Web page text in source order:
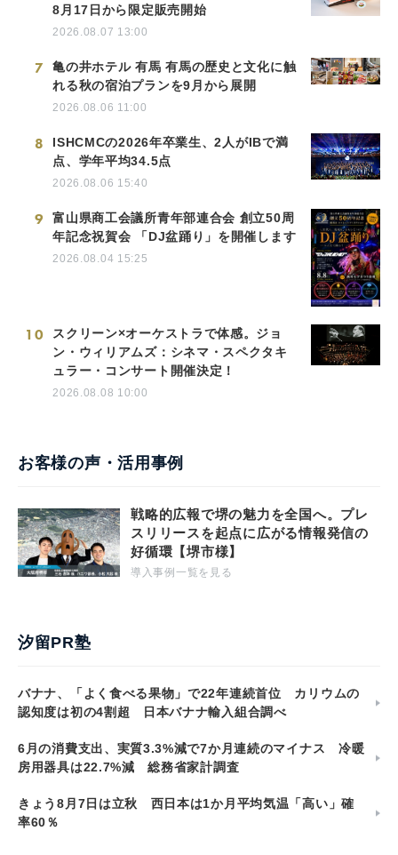
8月17日から限定販売開始
2026.08.07 13:00
7
亀の井ホテル 有馬 有馬の歴史と文化に触
れる秋の宿泊プランを9月から展開
2026.08.06 11:00
8
ISHCMCの2026年卒業生、2人がIBで満
点、学年平均34.5点
2026.08.06 15:40
9
富山県商工会議所青年部連合会 創立50周
年記念祝賀会 「DJ盆踊り」を開催します
2026.08.04 15:25
10
スクリーン×オーケストラで体感。ジョ
ン・ウィリアムズ：シネマ・スペクタキ
ュラー・コンサート開催決定！
2026.08.08 10:00
お客様の声・活用事例
戦略的広報で堺の魅力を全国へ。プレ
スリリースを起点に広がる情報発信の
好循環【堺市様】
導入事例一覧を見る
汐留PR塾
バナナ、「よく食べる果物」で22年連続首位 カリウムの
認知度は初の4割超 日本バナナ輸入組合調べ
6月の消費支出、実質3.3%減で7か月連続のマイナス 冷暖
房用器具は22.7%減 総務省家計調査
きょう8月7日は立秋 西日本は1か月平均気温「高い」確
率60％